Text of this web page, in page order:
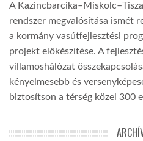
A
rendszer megvalósítása ismét
a kormány vasútfejlesztési
projekt előkészítése. A
villamoshálózat
kényelmesebb és
biztosítson a térség közel 300